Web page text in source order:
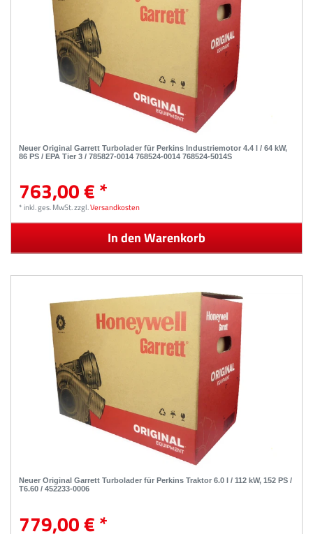
Neuer Original Garrett Turbolader für Perkins Industriemotor 4.4 l / 64 kW,
86 PS / EPA Tier 3 / 785827-0014 768524-0014 768524-5014S
763,00 € *
*inkl. ges. MwSt.zzgl.Versandkosten
In den Warenkorb
Neuer Original Garrett Turbolader für Perkins Traktor 6.0 l / 112 kW, 152 PS /
T6.60 / 452233-0006
779,00 € *